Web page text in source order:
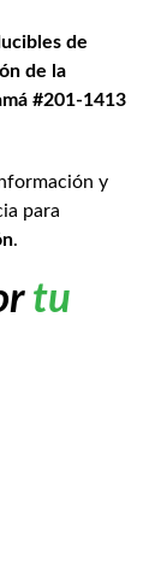
de
de la
#201-1413
y
para
.
tu